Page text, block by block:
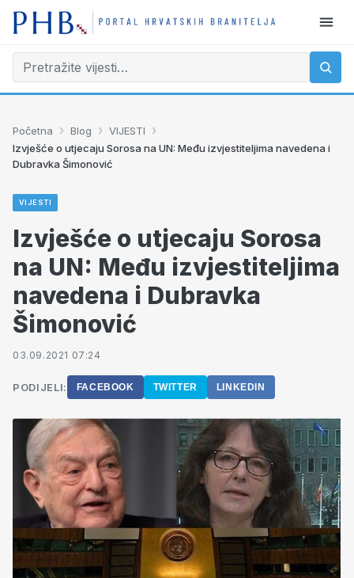
Početna › Blog › VIJESTI ›
Izvješće o utjecaju Sorosa na UN: Među izvjestiteljima navedena i
Dubravka Šimonović
VIJESTI
Izvješće o utjecaju Sorosa
na UN: Među izvjestiteljima
navedena i Dubravka
Šimonović
03.09.2021 07:24
PODIJELI: FACEBOOK TWITTER LINKEDIN